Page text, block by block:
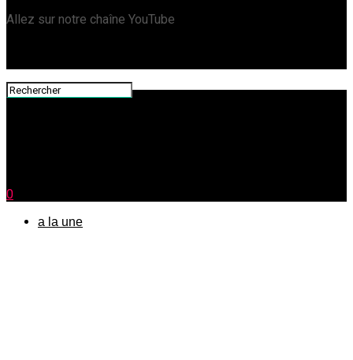
Allez sur notre chaîne YouTube
0
a la une